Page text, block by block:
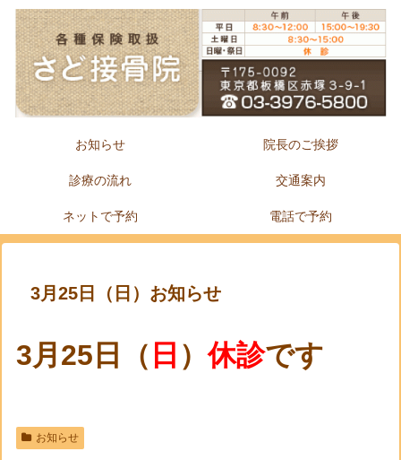
お知らせ 院長のご挨拶
診療の流れ 交通案内
ネットで予約 電話で予約
3月25日（日）お知らせ
3月25 日（ 日 ）休診です
お知らせ